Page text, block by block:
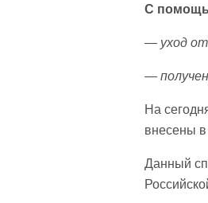
С
— уход
—
На
внесены
Данный